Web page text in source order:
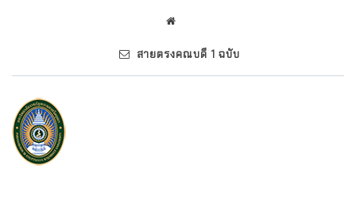
สายตรงคณบดี 1 ฉบับ